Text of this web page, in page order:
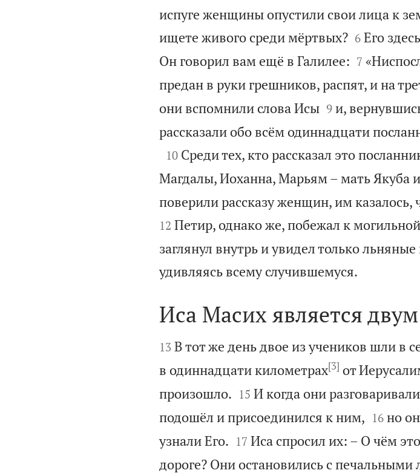
испуге женщины опустили свои лица к
ищете живого среди мёртвых?
6 Его
Он говорил вам ещё в Галилее:
7
предан в руки грешников, распят, и на
они вспомнили слова Исы
9 и,
рассказали обо всём одиннадцати

10 Среди тех, кто рассказал это
Магдалы, Иоханна, Марьям – мать Якуба
поверили рассказу женщин, им казалось,
12 Петир, однако же, побежал к
заглянул внутрь и увидел только
удивляясь всему случившемуся.

Иса Масих является

13 В тот же день двое из учеников шли в
в одиннадцати километрах[3] от
произошло.
15 И когда они
подошёл и присоединился к ним, 

16 но
узнали Его.
17 Иса спросил их: – О чём
дороге? Они остановились с печальными